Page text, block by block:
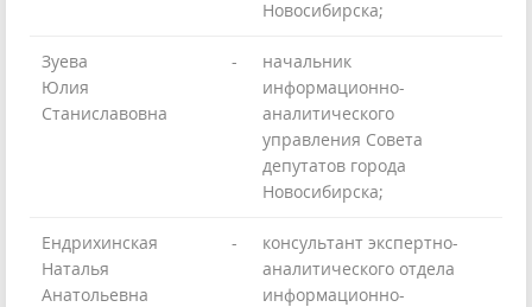
Новосибирска;
Зуева
Юлия
Станиславовна
-
начальник
информационно-
аналитического
управления Совета
депутатов города
Новосибирска;
Ендрихинская
Наталья
Анатольевна
-
консультант экспертно-
аналитического отдела
информационно-